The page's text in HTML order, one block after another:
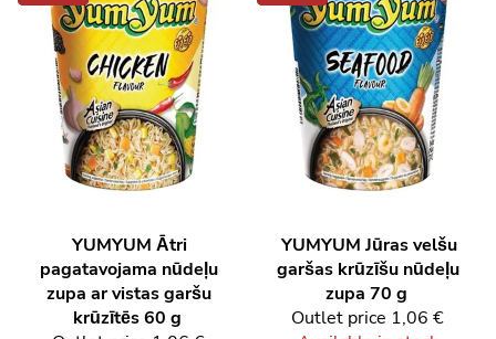
YUMYUM Ātri
pagatavojama nūdeļu
zupa ar vistas garšu
krūzītēs 60 g
YUMYUM Jūras velšu
garšas krūzīšu nūdeļu
zupa 70 g
Outlet price 1,06 €